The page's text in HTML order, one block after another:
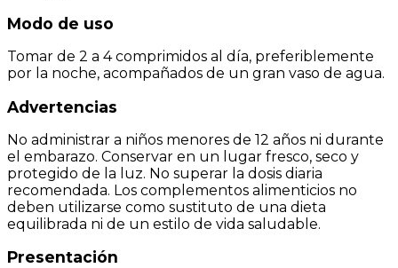
Modo de uso
Tomar de 2 a 4 comprimidos al día, preferiblemente
por la noche, acompañados de un gran vaso de agua.
Advertencias
No administrar a niños menores de 12 años ni durante
el embarazo. Conservar en un lugar fresco, seco y
protegido de la luz. No superar la dosis diaria
recomendada. Los complementos alimenticios no
deben utilizarse como sustituto de una dieta
equilibrada ni de un estilo de vida saludable.
Presentación